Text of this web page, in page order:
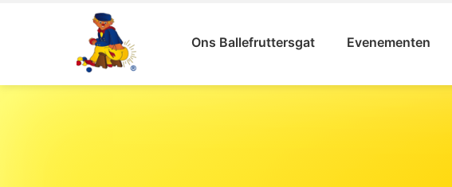
Ons Ballefruttersgat Evenementen